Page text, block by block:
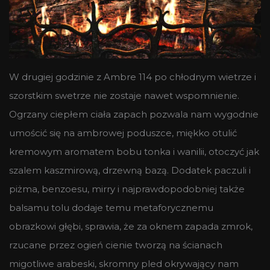
W drugiej godzinie z Ambre 114 po chłodnym wietrze i
szorstkim swetrze nie zostaje nawet wspomnienie.
Ogrzany ciepłem ciała zapach pozwala nam wygodnie
umościć się na ambrowej poduszce, miękko otulić
kremowym aromatem bobu tonka i wanilii, otoczyć jak
szalem kaszmirową, drzewną bazą. Dodatek paczuli i
piżma, benzoesu, mirry i najprawdopodobniej także
balsamu tolu dodaje temu metaforycznemu
obrazkowi głębi, sprawia, że za oknem zapada zmrok,
rzucane przez ogień cienie tworzą na ścianach
migotliwe arabeski, skromny pled okrywający nam